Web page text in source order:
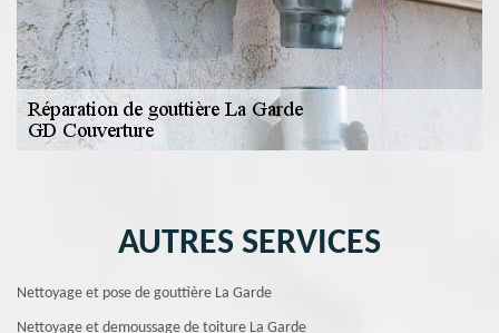
AUTRES SERVICES
Nettoyage et pose de gouttière La Garde
Nettoyage et demoussage de toiture La Garde